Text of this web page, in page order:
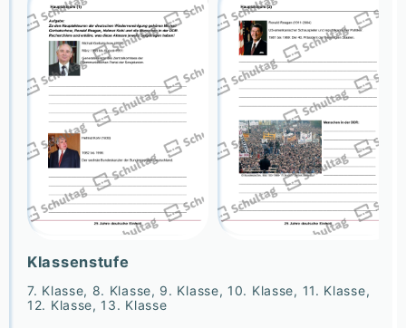
Klassenstufe
7. Klasse, 8. Klasse, 9. Klasse, 10. Klasse, 11. Klasse,
12. Klasse, 13. Klasse